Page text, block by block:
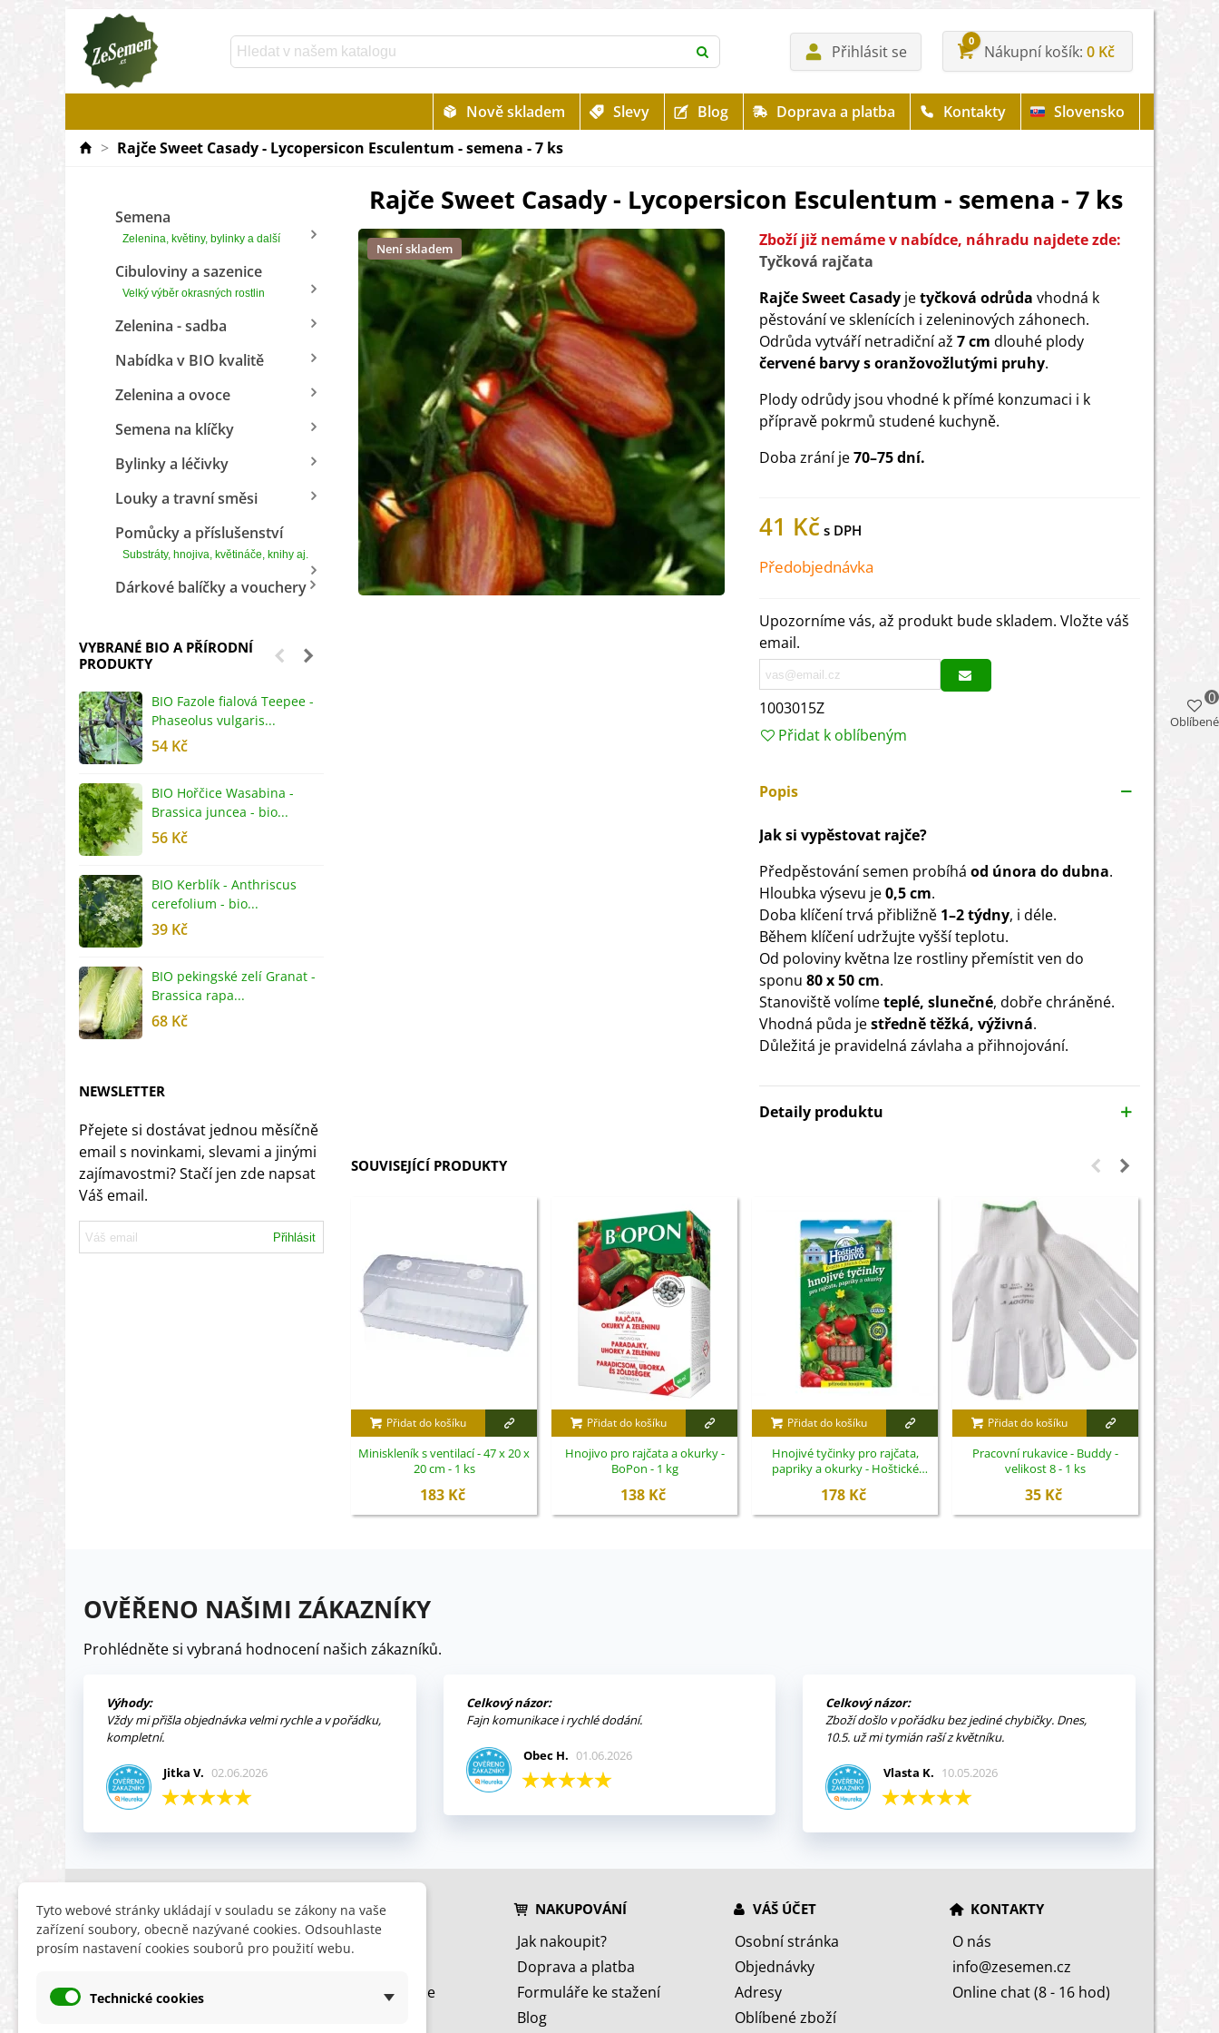
Přihlásit se
0
Nákupní košík 0 Kč
Nově skladem Slevy Blog Doprava a platba Kontakty
Slovensko
> Rajče Sweet Casady - Lycopersicon Esculentum - semena - 7 ks
Semena
Zelenina, květiny, bylinky a další
Cibuloviny a sazenice
Velký výběr okrasných rostlin
Zelenina - sadba
Nabídka v BIO kvalitě
Zelenina a ovoce
Semena na klíčky
Bylinky a léčivky
Louky a travní směsi
Pomůcky a příslušenství
Substráty, hnojiva, květináče, knihy aj.
Dárkové balíčky a vouchery
VYBRANÉ BIO A PŘÍRODNÍ
PRODUKTY
BIO Fazole fialová Teepee -
Phaseolus vulgaris...
54 Kč
BIO Hořčice Wasabina -
Brassica juncea - bio...
56 Kč
BIO Kerblík - Anthriscus
cerefolium - bio...
39 Kč
BIO pekingské zelí Granat -
Brassica rapa...
68 Kč
NEWSLETTER
Přejete si dostávat jednou měsíčně
email s novinkami, slevami a jinými
zajímavostmi? Stačí jen zde napsat
Váš email.
Přihlásit
Rajče Sweet Casady - Lycopersicon Esculentum - semena - 7 ks
Není skladem
Zboží již nemáme v nabídce, náhradu najdete zde:
Tyčková rajčata
Rajče Sweet Casady jetyčková odrůda vhodná k
pěstování ve sklenících i zeleninových záhonech.
Odrůda vytváří netradiční až 7 cm dlouhé plody
červené barvy s oranžovožlutými pruhy.
Plody odrůdy jsou vhodné k přímé konzumaci i k
přípravě pokrmů studené kuchyně.
Doba zrání je70–75 dní.
41 Kč
Předobjednávka
Upozorníme vás, až produkt bude skladem. Vložte váš
email.
1003015Z
Přidat k oblíbeným
Popis
Jak si vypěstovat rajče?
Předpěstování semen probíhá od února do dubna.
Hloubka výsevu je0,5 cm.
Doba klíčení trvá přibližně 1–2 týdny, i déle.
Během klíčení udržujte vyšší teplotu.
Od poloviny května lze rostliny přemístit ven do
sponu 80 x 50 cm.
Stanoviště volímeteplé, slunečné, dobře chráněné.
Vhodná půda jestředně těžká, výživná.
Důležitá je pravidelná závlaha a přihnojování.
Detaily produktu
SOUVISEJÍCÍ PRODUKTY
Přidat do košíku
Miniskleník s ventilací - 47 x 20 x
20 cm - 1 ks
183 Kč
Přidat do košíku
Hnojivo pro rajčata a okurky -
BoPon - 1 kg
138 Kč
Přidat do košíku
Hnojivé tyčinky pro rajčata,
papriky a okurky - Hoštické
178 Kč
Přidat do košíku
Pracovní rukavice - Buddy -
velikost 8 - 1 ks
35 Kč
OVĚŘENO NAŠIMI ZÁKAZNÍKY
Prohlédněte si vybraná hodnocení našich zákazníků.
Výhody:
Vždy mi přišla objednávka velmi rychle a v pořádku,
kompletní.
Jitka V. 02.06.2026
Celkový názor:
Fajn komunikace i rychlé dodání.
Obec H. 01.06.2026
Celkový názor:
Zboží došlo v pořádku bez jediné chybičky. Dnes,
10.5. už mi tymián raší z květníku.
Vlasta K. 10.05.2026
INFORMACE
Obchodní podmínky
Ochrana osobních údajů
HLEDÁTE
Slevy
Nyní doporučujeme
NAKUPOVÁNÍ
Jak nakoupit?
Doprava a platba
Formuláře ke stažení
Blog
VÁŠ ÚČET
Osobní stránka
Objednávky
Adresy
Oblíbené zboží
KONTAKTY
O nás
info@zesemen.cz
Online chat (8 - 16 hod)
Oblíbené
0
Tyto webové stránky ukládají v souladu se zákony na vaše
zařízení soubory, obecně nazývané cookies. Odsouhlaste
prosím nastavení cookies souborů pro použití webu.
Technické cookies